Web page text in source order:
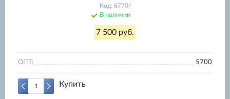
Код: 8770/
В наличии
7 500 руб.
ОПТ: 5700
Купить